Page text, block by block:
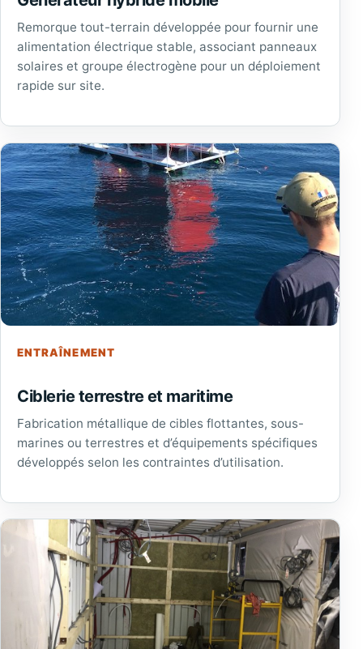
Remorque tout-terrain développée pour fournir une
alimentation électrique stable, associant panneaux
solaires et groupe électrogène pour un déploiement
rapide sur site.
ENTRAÎNEMENT
Ciblerie terrestre et maritime
Fabrication métallique de cibles flottantes, sous-
marines ou terrestres et d’équipements spécifiques
développés selon les contraintes d’utilisation.